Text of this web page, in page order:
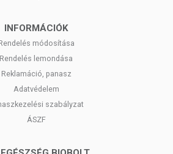
INFORMÁCIÓK
módosítása
Rendelés lemondása
Reklamáció, panasz
Adatvédelem
szabályzat
ÁSZF